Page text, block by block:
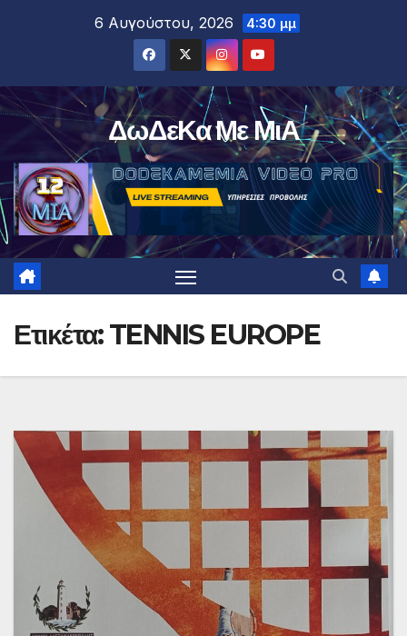
6 Αυγούστου, 2026 4:30 μμ
ΔωΔεΚα Με ΜιΑ
Ετικέτα:TENNIS EUROPE